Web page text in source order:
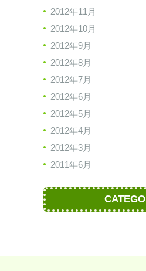
2012年11月
2012年10月
2012年9月
2012年8月
2012年7月
2012年6月
2012年5月
2012年4月
2012年3月
2011年6月